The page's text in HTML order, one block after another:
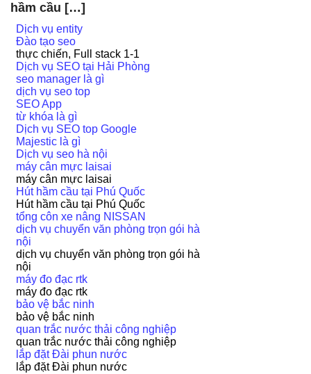
hầm cầu […]
Dịch vụ entity
Đào tạo seo
thực chiến, Full stack 1-1
Dịch vụ SEO tại Hải Phòng
seo manager là gì
dịch vụ seo top
SEO App
từ khóa là gì
Dịch vụ SEO top Google
Majestic là gì
Dịch vụ seo hà nội
máy cân mực laisai
máy cân mực laisai
Hút hầm cầu tại Phú Quốc
Hút hầm cầu tại Phú Quốc
tổng côn xe nâng NISSAN
dịch vụ chuyển văn phòng trọn gói hà
nội
dịch vụ chuyển văn phòng trọn gói hà
nội
máy đo đạc rtk
máy đo đạc rtk
bảo vệ bắc ninh
bảo vệ bắc ninh
quan trắc nước thải công nghiệp
quan trắc nước thải công nghiệp
lắp đặt Đài phun nước
lắp đặt Đài phun nước